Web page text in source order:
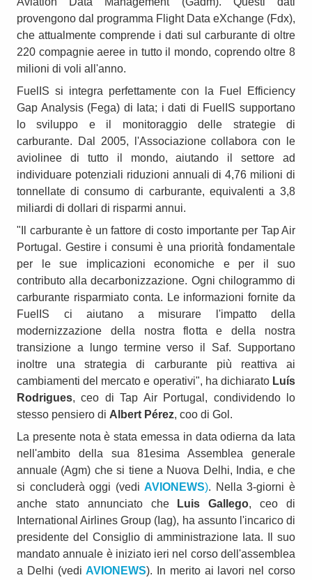
provengono dal programma Flight Data eXchange (Fdx),
che attualmente comprende i dati sul carburante di oltre
220 compagnie aeree in tutto il mondo, coprendo oltre 8
milioni di voli all'anno.
FuelIS si integra perfettamente con la Fuel Efficiency
Gap Analysis (Fega) di Iata; i dati di FuelIS supportano
lo sviluppo e il monitoraggio delle strategie di
carburante. Dal 2005, l'Associazione collabora con le
aviolinee di tutto il mondo, aiutando il settore ad
individuare potenziali riduzioni annuali di 4,76 milioni di
tonnellate di consumo di carburante, equivalenti a 3,8
miliardi di dollari di risparmi annui.
"Il carburante è un fattore di costo importante per Tap Air
Portugal. Gestire i consumi è una priorità fondamentale
per le sue implicazioni economiche e per il suo
contributo alla decarbonizzazione. Ogni chilogrammo di
carburante risparmiato conta. Le informazioni fornite da
FuelIS ci aiutano a misurare l'impatto della
modernizzazione della nostra flotta e della nostra
transizione a lungo termine verso il Saf. Supportano
inoltre una strategia di carburante più reattiva ai
cambiamenti del mercato e operativi", ha dichiarato Luís
Rodrigues, ceo di Tap Air Portugal, condividendo lo
stesso pensiero di Albert Pérez, coo di Gol.
La presente nota è stata emessa in data odierna da Iata
nell'ambito della sua 81esima Assemblea generale
annuale (Agm) che si tiene a Nuova Delhi, India, e che
si concluderà oggi (vediAVIONEWS). Nella 3-giorni è
anche stato annunciato che
Luis Gallego, ceo di
International Airlines Group (Iag), ha assunto l'incarico di
presidente del Consiglio di amministrazione Iata. Il suo
mandato annuale è iniziato ieri nel corso dell'assemblea
a Delhi (vediAVIONEWS). In merito ai lavori nel corso